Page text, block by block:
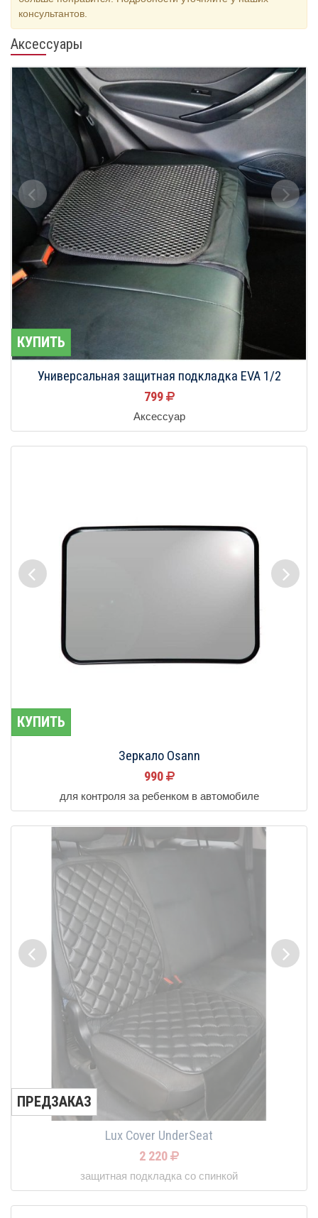
консультантов.
Аксессуары
КУПИТЬ
Универсальная защитная подкладка EVA 1/2
799
Аксессуар
КУПИТЬ
Зеркало Osann
990
для контроля за ребенком в автомобиле
ПРЕДЗАКАЗ
Lux Cover UnderSeat
2 220
защитная подкладка со спинкой